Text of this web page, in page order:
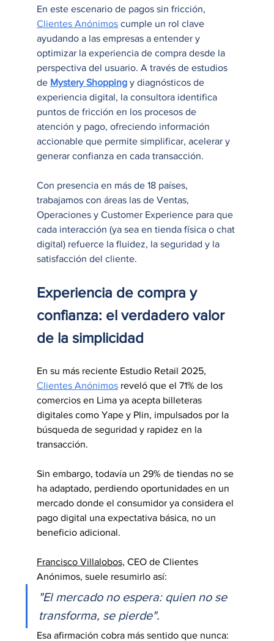
En este escenario de pagos sin fricción,
Clientes Anónimos cumple un rol clave
ayudando a las empresas a entender y
optimizar la experiencia de compra desde la
perspectiva del usuario. A través de estudios
de Mystery Shopping y diagnósticos de
experiencia digital, la consultora identifica
puntos de fricción en los procesos de
atención y pago, ofreciendo información
accionable que permite simplificar, acelerar y
generar confianza en cada transacción.
Con presencia en más de 18 países,
trabajamos con áreas las de Ventas,
Operaciones y Customer Experience para que
cada interacción (ya sea en tienda física o chat
digital) refuerce la fluidez, la seguridad y la
satisfacción del cliente.
Experiencia de compra y
confianza: el verdadero valor
de la simplicidad
En su más reciente Estudio Retail 2025,
Clientes Anónimos reveló que el 71% de los
comercios en Lima ya acepta billeteras
digitales como Yape y Plin, impulsados por la
búsqueda de seguridad y rapidez en la
transacción.
Sin embargo, todavía un 29% de tiendas no se
ha adaptado, perdiendo oportunidades en un
mercado donde el consumidor ya considera el
pago digital una expectativa básica, no un
beneficio adicional.
Francisco Villalobos, CEO de Clientes
Anónimos, suele resumirlo así:
"El mercado no espera: quien no se
transforma, se pierde".
Esa afirmación cobra más sentido que nunca: